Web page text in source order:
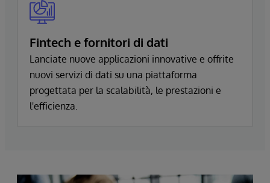
Fintech e fornitori di dati
Lanciate nuove applicazioni innovative e offrite
nuovi servizi di dati su una piattaforma
progettata per la scalabilità, le prestazioni e
l'efficienza.